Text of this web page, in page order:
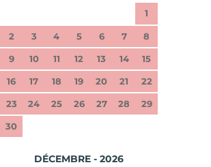
1
2 3 4 5 6 7 8
9 10 11 12 13 14 15
16 17 18 19 20 21 22
23 24 25 26 27 28 29
30
DÉCEMBRE - 2026